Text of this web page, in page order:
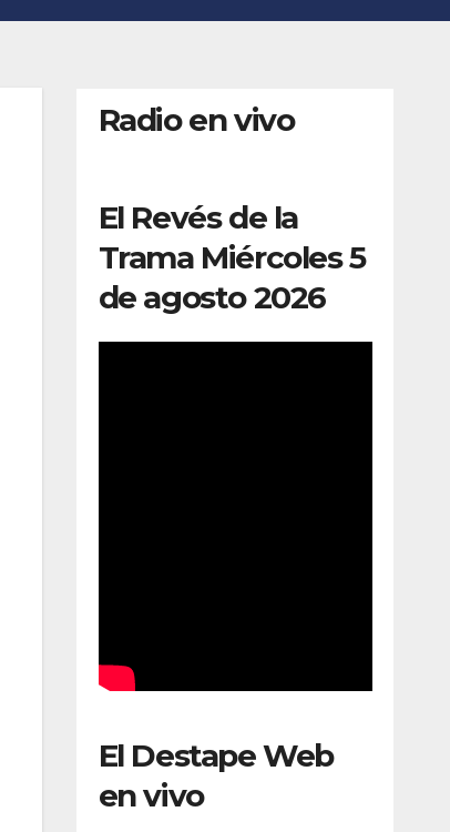
Radio en vivo
El Revés de la
Trama Miércoles 5
de agosto 2026
El Destape Web
en vivo